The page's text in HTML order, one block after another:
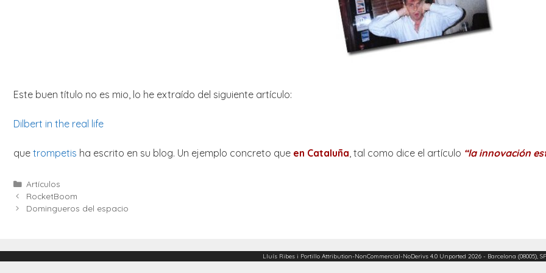
Este buen título no es mio, lo he extraído del siguiente artículo:
Dilbert in the real life
que trompetis ha escrito en su blog. Un ejemplo concreto que en Cataluña , tal como dice el artículo “la innovación
Categories
Artículos
RocketBoom
Domingueros del espacio
Lluís Ribes i Portillo Attribution-NonCommercial-NoDerivs 4.0 Unported 2026 - Barcelona (08005),